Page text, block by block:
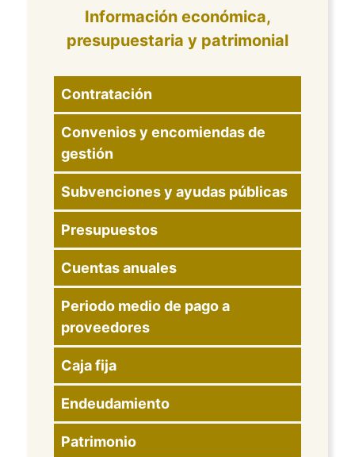
Información económica,
presupuestaria y patrimonial
Contratación
Convenios y encomiendas de
gestión
Subvenciones y ayudas públicas
Presupuestos
Cuentas anuales
Periodo medio de pago a
proveedores
Caja fija
Endeudamiento
Patrimonio